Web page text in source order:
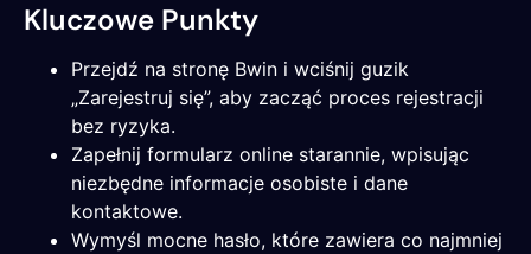
Kluczowe Punkty
Przejdź na stronę Bwin i wciśnij guzik
„Zarejestruj się”, aby zacząć proces rejestracji
bez ryzyka.
Zapełnij formularz online starannie, wpisując
niezbędne informacje osobiste i dane
kontaktowe.
Wymyśl mocne hasło, które zawiera co najmniej